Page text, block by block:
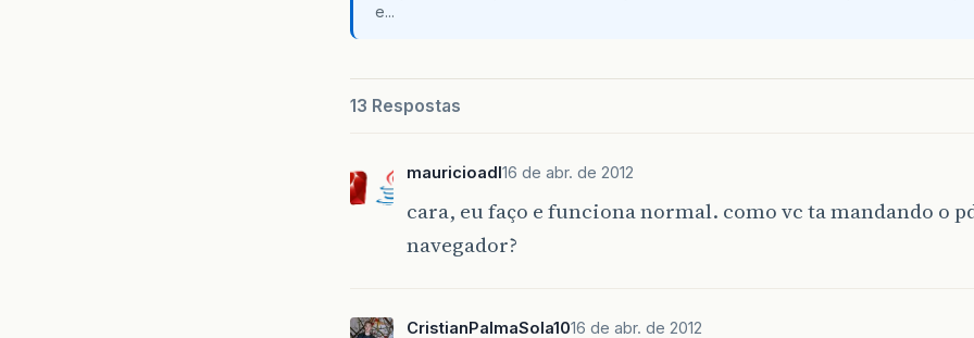
e...
13 Respostas
mauricioadl16 de abr. de 2012
cara, eu faço e funciona normal. como vc ta mandando o
navegador?
CristianPalmaSola1016 de abr. de 2012